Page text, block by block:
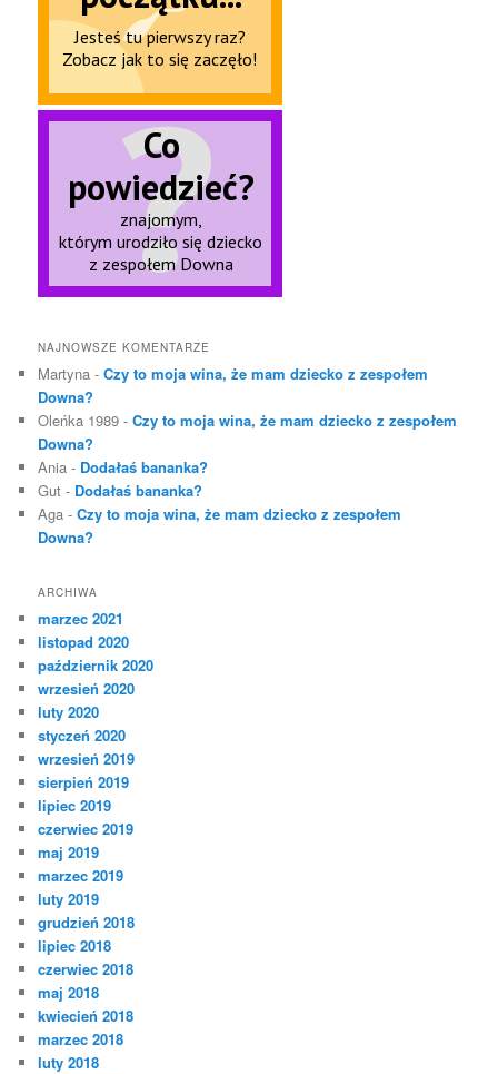
NAJNOWSZE KOMENTARZE
Martyna -Czy to moja wina, że mam dziecko z zespołem
Downa?
Oleńka 1989 -Czy to moja wina, że mam dziecko z zespołem
Downa?
Ania - Dodałaś bananka?
Gut - Dodałaś bananka?
Aga -Czy to moja wina, że mam dziecko z zespołem
Downa?
ARCHIWA
marzec 2021
listopad 2020
październik 2020
wrzesień 2020
luty 2020
styczeń 2020
wrzesień 2019
sierpień 2019
lipiec 2019
czerwiec 2019
maj 2019
marzec 2019
luty 2019
grudzień 2018
lipiec 2018
czerwiec 2018
maj 2018
kwiecień 2018
marzec 2018
luty 2018